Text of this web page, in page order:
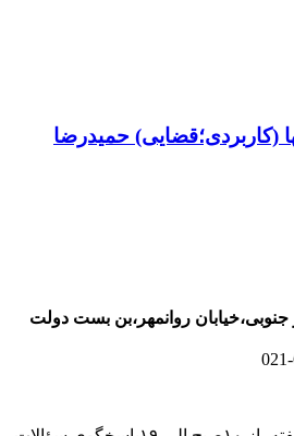
(کاربردی؛قضایی) حمیدرضا
جنوبی،خیابان روانمهر،بن بست دولت